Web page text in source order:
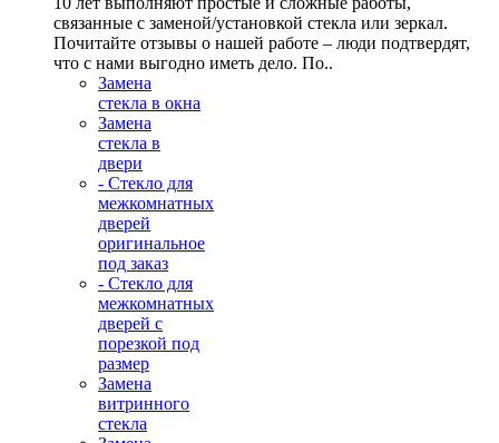
связанные с заменой/установкой стекла или зеркал.
Почитайте отзывы о нашей работе – люди подтвердят,
что с нами выгодно иметь дело. По..
Замена
стекла в окна
Замена
стекла в
двери
- Стекло для
межкомнатных
дверей
оригинальное
под заказ
- Стекло для
межкомнатных
дверей с
порезкой под
размер
Замена
витринного
стекла